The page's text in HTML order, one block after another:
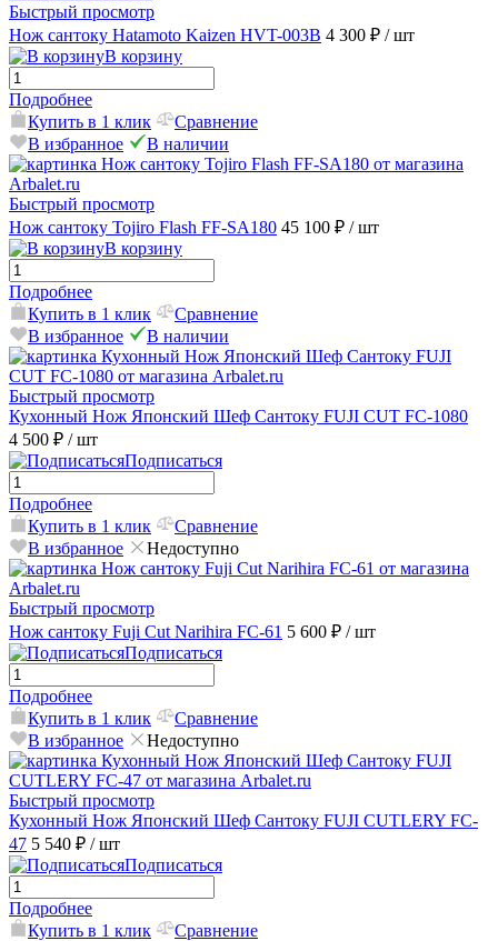
Быстрый просмотр
Нож сантоку Hatamoto Kaizen HVT-003B 4 300 ₽ / шт
В корзину
Подробнее
Купить в 1 клик
Сравнение
В избранное
В наличии
Быстрый просмотр
Нож сантоку Tojiro Flash FF-SA180 45 100 ₽ / шт
В корзину
Подробнее
Купить в 1 клик
Сравнение
В избранное
В наличии
Быстрый просмотр
Кухонный Нож Японский Шеф Сантоку FUJI CUT FC-1080
4 500 ₽ / шт
Подписаться
Подробнее
Купить в 1 клик
Сравнение
В избранное
Недоступно
Быстрый просмотр
Нож сантоку Fuji Cut Narihira FC-61 5 600 ₽ / шт
Подписаться
Подробнее
Купить в 1 клик
Сравнение
В избранное
Недоступно
Быстрый просмотр
Кухонный Нож Японский Шеф Сантоку FUJI CUTLERY FC-
47 5 540 ₽ / шт
Подписаться
Подробнее
Купить в 1 клик
Сравнение